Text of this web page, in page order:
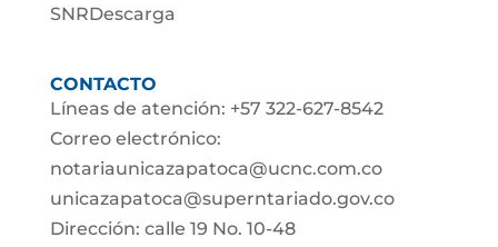
SNRDescarga
CONTACTO
Líneas de atención: +57 322-627-8542
Correo electrónico:
notariaunicazapatoca@ucnc.com.co
unicazapatoca@superntariado.gov.co
Dirección: calle 19 No. 10-48